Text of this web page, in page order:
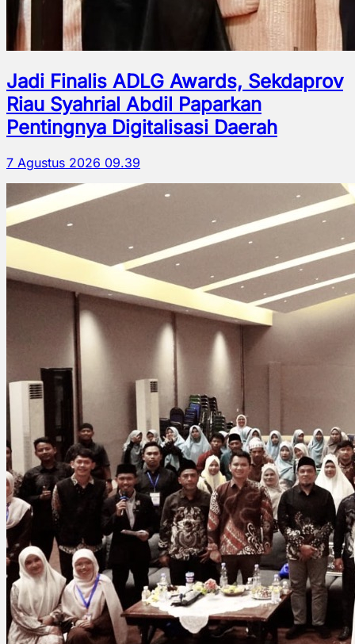
Jadi Finalis ADLG Awards, Sekdaprov
Riau Syahrial Abdil Paparkan
Pentingnya Digitalisasi Daerah
7 Agustus 2026 09.39